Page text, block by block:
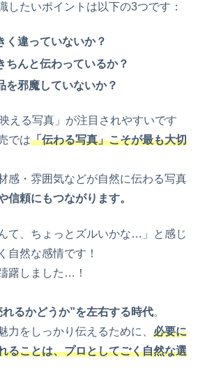
したいポイントは以下の3つです：
く違っていないか？
ちんと伝わっているか？
を邪魔していないか？
える写真」が注目されやすいです
では「伝わる写真」こそが最も大切
感・雰囲気などが自然に伝わる写真
信頼にもつながります。
て、ちょっとズルいかな…」と感じ
自然な感情です！
躇しました…！
れるかどうか”を左右する時代。
力をしっかり伝えるために、 必要に
ることは、プロとしてごく自然な選